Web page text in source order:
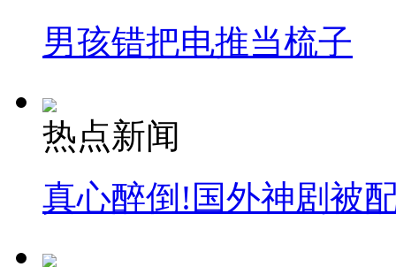
男孩错把电推当梳子
热点新闻
真心醉倒!国外神剧被